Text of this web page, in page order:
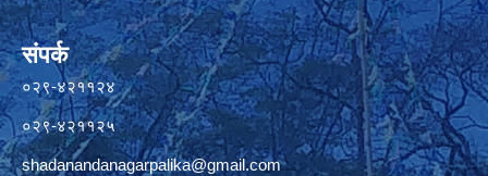
संपर्क
०२९-४२११२४
०२९-४२११२५
shadanandanagarpalika@gmail.com